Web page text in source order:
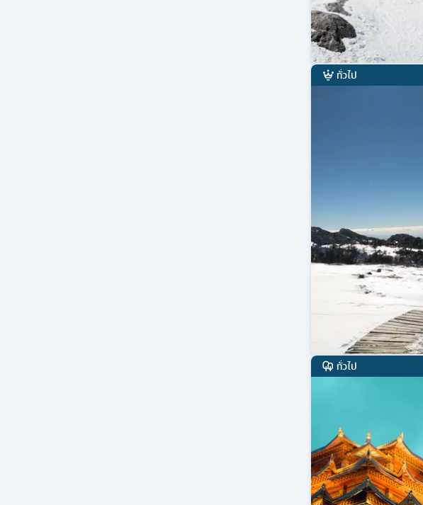
ทั่วไป
ทั่วไป